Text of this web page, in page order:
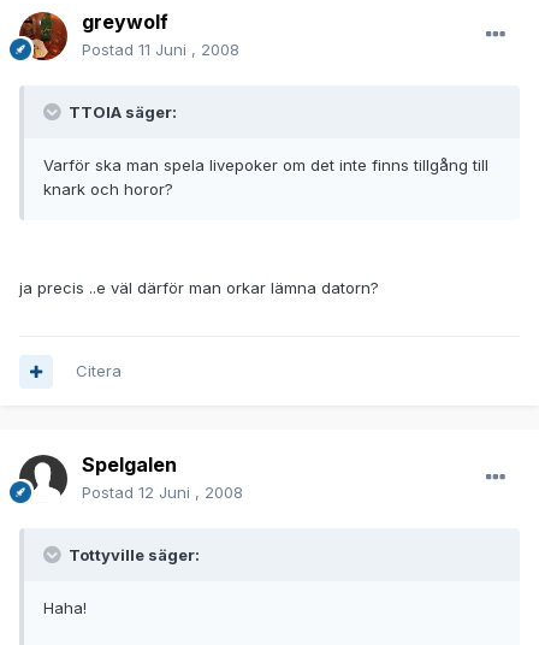
greywolf
Postad 11 Juni , 2008
TTOIA säger:
Varför ska man spela livepoker om det inte finns tillgång till
knark och horor?
ja precis ..e väl därför man orkar lämna datorn?
Citera
Spelgalen
Postad 12 Juni , 2008
Tottyville säger:
Haha!